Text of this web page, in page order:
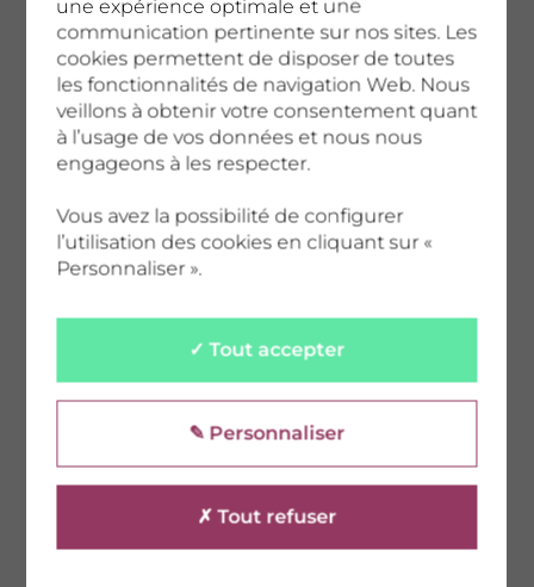
collectivité, l’enjeu sera maintenant de
structurer un temps de visibilité,
permettant aux artistes accompagnés de se
produire dans des conditions
professionnelles exigeantes et valorisantes,
proposant ce triptyque entre repérage,
accompagnement et diffusion, le
Département maintient sa volonté de
mener une politique cohérente, ambitieuse
et durable. Il s’agira également de continuer
tout le travail d’éducation artistique
jeunesse, aide sociale à l’enfance,
collégiens, personnes âgées, en situation de
une expérience optimale et une
communication pertinente sur nos sites. Les
cookies permettent de disposer de toutes
les fonctionnalités de navigation Web. Nous
veillons à obtenir votre consentement quant
à l’usage de vos données et nous nous
engageons à les respecter.
Vous avez la possibilité de configurer
l’utilisation des cookies en cliquant sur «
Personnaliser ».
✓ Tout accepter
✎ Personnaliser
✗ Tout refuser